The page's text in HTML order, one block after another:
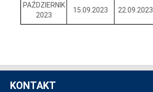
PAŹDZIERNIK
2023
15.09.2023 22.09.2023
KONTAKT